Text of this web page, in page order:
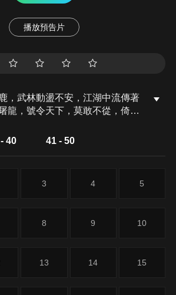
播放預告片
，武林動盪不安，江湖中流傳著
龍，號令天下，莫敢不從，倚天
正值初春，俞岱巖顧不上欣賞江
，他奉師父之命下山懲奸除惡。
40 41 - 50
3 4 5
8 9 10
13 14 15